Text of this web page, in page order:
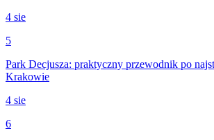
4 sie
5
Park Decjusza: praktyczny przewodnik po
Krakowie
4 sie
6